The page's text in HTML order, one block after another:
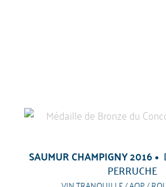
SAUMUR CHAMPIGNY 2016
PERRUCHE